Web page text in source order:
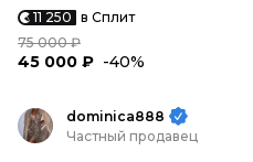
11 250 в Сплит
75 000 ₽
45 000 ₽ -40%
dominica888
Частный продавец